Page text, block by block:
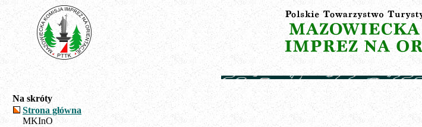
Na skróty
Strona główna
MKInO